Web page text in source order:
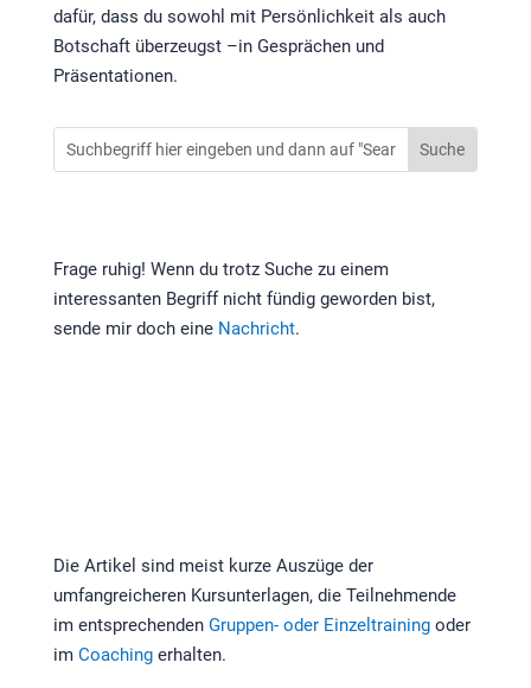
dafür, dass du sowohl mit Persönlichkeit als auch
Botschaft überzeugst –in Gesprächen und
Präsentationen.
Frage ruhig! Wenn du trotz Suche zu einem
interessanten Begriff nicht fündig geworden bist,
sende mir doch eine Nachricht.
Die Artikel sind meist kurze Auszüge der
umfangreicheren Kursunterlagen, die Teilnehmende
im entsprechenden Gruppen- oder Einzeltrainingoder
im Coachingerhalten.